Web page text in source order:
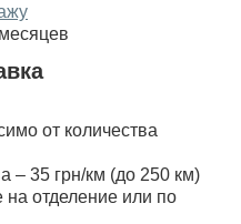
от количества
– 35 грн/км (до 250 км)
на отделение или по